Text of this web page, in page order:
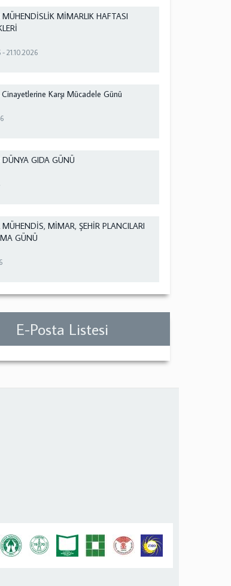
MİMARLIK HAFTASI
-21.10.2026
Karşı Mücadele Günü
GIDA GÜNÜ
MÜHENDİS, MİMAR, ŞEHİR PLANCILARI
GÜNÜ
E-Posta Listesi